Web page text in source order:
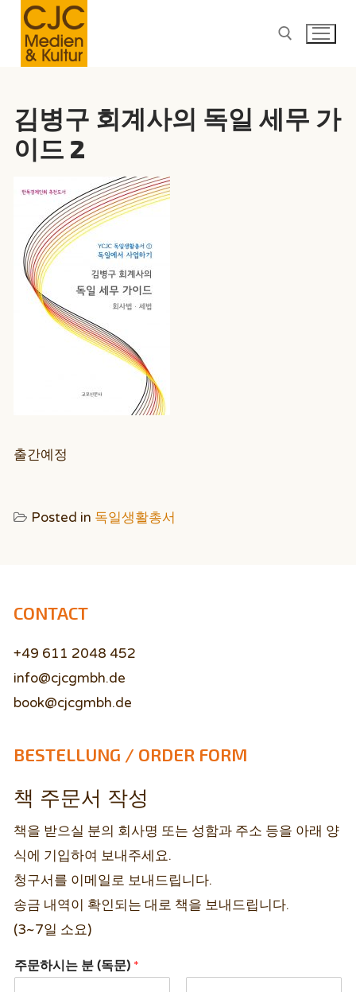
김병구 회계사의 독일 세무 가
이드 2
출간예정
Posted in 독일생활총서
CONTACT
+49 611 2048 452
info@cjcgmbh.de
book@cjcgmbh.de
BESTELLUNG / ORDER FORM
책 주문서 작성
책을 받으실 분의 회사명 또는 성함과 주소 등을 아래 양
식에 기입하여 보내주세요.
청구서를 이메일로 보내드립니다.
송금 내역이 확인되는 대로 책을 보내드립니다.
(3~7일 소요)
주문하시는 분 (독문) *